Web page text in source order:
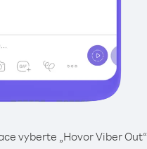
vyberte „Hovor Viber Out“